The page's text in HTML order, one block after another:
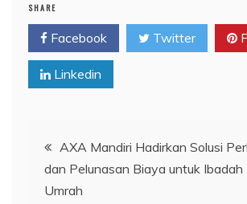
SHARE
Facebook Twitter
Linkedin
Navigasi
pos
AXA Mandiri Hadirkan Solusi
dan Pelunasan Biaya untuk Ibadah
Umrah